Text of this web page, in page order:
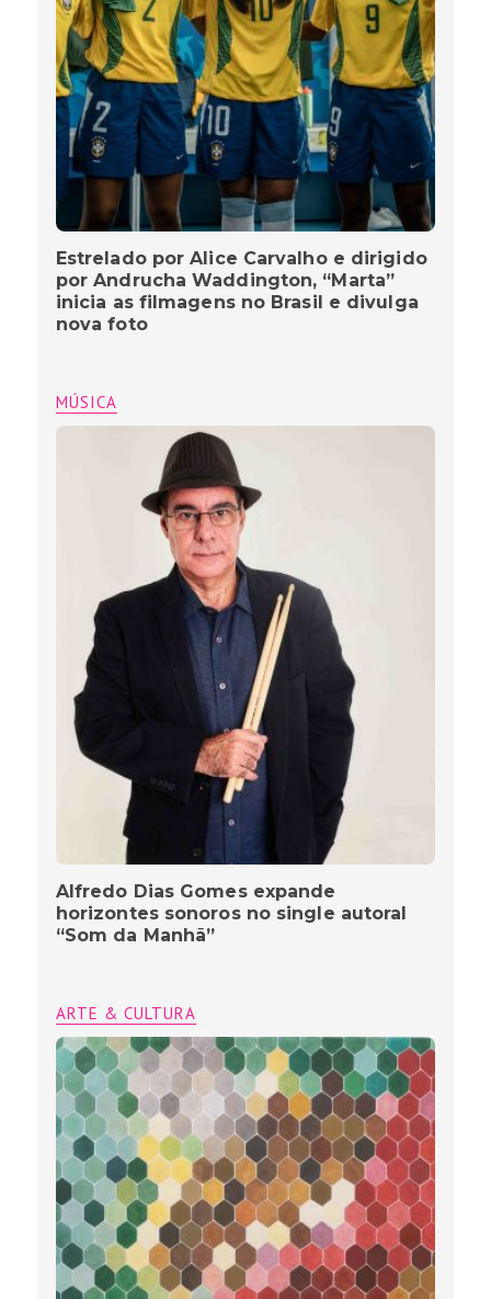
Estrelado por Alice Carvalho e dirigido
por Andrucha Waddington, “Marta”
inicia as filmagens no Brasil e divulga
nova foto
MÚSICA
Alfredo Dias Gomes expande
horizontes sonoros no single autoral
“Som da Manhã”
ARTE & CULTURA